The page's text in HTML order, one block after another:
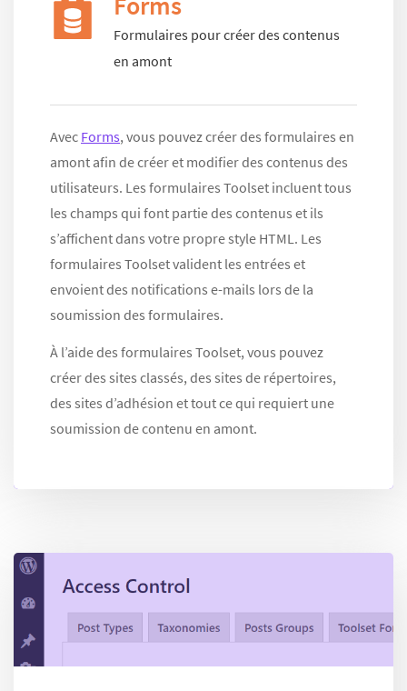
Formulaires pour créer des contenus
en amont
Avec Forms, vous pouvez créer des formulaires en
amont afin de créer et modifier des contenus des
utilisateurs. Les formulaires Toolset incluent tous
les champs qui font partie des contenus et ils
s’affichent dans votre propre style HTML. Les
formulaires Toolset valident les entrées et
envoient des notifications e-mails lors de la
soumission des formulaires.
À l’aide des formulaires Toolset, vous pouvez
créer des sites classés, des sites de répertoires,
des sites d’adhésion et tout ce qui requiert une
soumission de contenu en amont.